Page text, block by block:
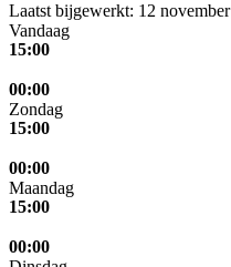
Laatst bijgewerkt: 12 november
Vandaag
15:00
00:00
Zondag
15:00
00:00
Maandag
15:00
00:00